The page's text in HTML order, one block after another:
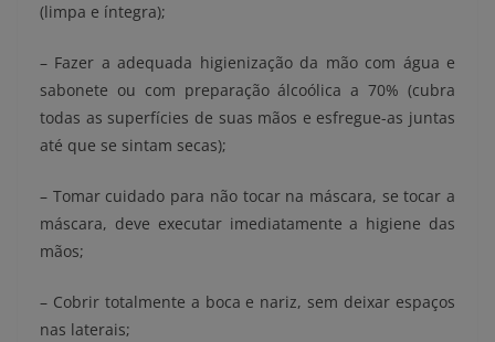
(limpa e íntegra);
– Fazer a adequada higienização da mão com água e
sabonete ou com preparação álcoólica a 70% (cubra
todas as superfícies de suas mãos e esfregue-as juntas
até que se sintam secas);
– Tomar cuidado para não tocar na máscara, se tocar a
máscara, deve executar imediatamente a higiene das
mãos;
– Cobrir totalmente a boca e nariz, sem deixar espaços
nas laterais;